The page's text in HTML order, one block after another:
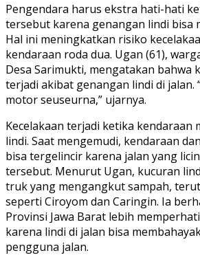
Pengendara harus ekstra hati-hati
tersebut karena genangan lindi bisa
Hal ini meningkatkan risiko
kendaraan roda dua. Ugan (61),
Desa Sarimukti, mengatakan bahwa
terjadi akibat genangan lindi di jalan.
motor seuseurna,” ujarnya.
Kecelakaan terjadi ketika kendaraan
lindi. Saat mengemudi, kendaraan
bisa tergelincir karena jalan yang
tersebut. Menurut Ugan, kucuran
truk yang mengangkut sampah,
seperti Ciroyom dan Caringin. Ia
Provinsi Jawa Barat lebih
karena lindi di jalan bisa
pengguna jalan.